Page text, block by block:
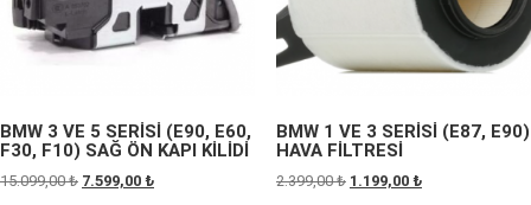
BMW 3 VE 5 SERİSİ (E90, E60,
F30, F10) SAĞ ÖN KAPI KİLİDİ
15.099,00₺ Orijinal
7.599,00 ₺Şu
BMW 1 VE 3 SERİSİ (E87, E90)
HAVA FİLTRESİ
2.399,00₺ Orijinal
1.199,00 ₺Şu